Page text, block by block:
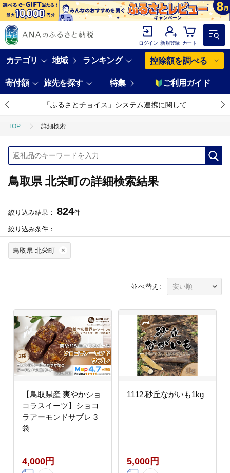
ログイン 新規登録 カート
カテゴリ 地域 ランキング 控除額を調べる
寄付額 旅先を探す 特集 ご利用ガイド
「ふるさとチョイス」システム連携に関して
TOP 詳細検索
鳥取県 北栄町の詳細検索結果
絞り込み結果： 824件
絞り込み条件：
鳥取県 北栄町
並べ替え:
【鳥取県産 爽やかショ
コラスイーツ】ショコ
ラアーモンドサブレ 3
袋
4,000円
1112.砂丘ながいも1kg
5,000円